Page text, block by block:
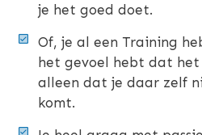
je het goed doet.
Of, je al een Training
het gevoel hebt dat het
alleen dat je daar zelf
komt.